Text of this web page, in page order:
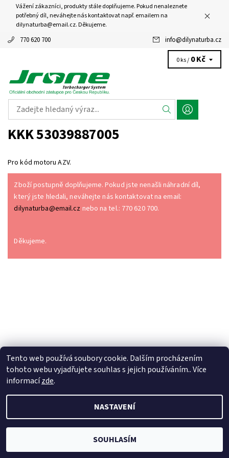
Vážení zákazníci, produkty stále doplňujeme. Pokud nenaleznete
potřebný díl, neváhejte nás kontaktovat např. emailem na
dilynaturba@email.cz. Děkujeme.
770 620 700 info@dilynaturba.cz
0 ks / 0 Kč
KKK 53039887005
Pro kód motoru AZV.
Zboží postupně doplňujeme. Pokud jste nenašli náhradní díl,
který jste hledali, neváhejte nás kontaktovat na email:
dilynaturba@email.cz nebo na tel.: 770 620 700.
Děkujeme.
2026 © Dilynaturba.cz, všechna práva vyhrazena
nastavení cookies
Vytvořil Shoptet
Tento web používá soubory cookie. Dalším procházením
tohoto webu vyjadřujete souhlas s jejich používáním.. Více
informacízde.
NASTAVENÍ
SOUHLASÍM